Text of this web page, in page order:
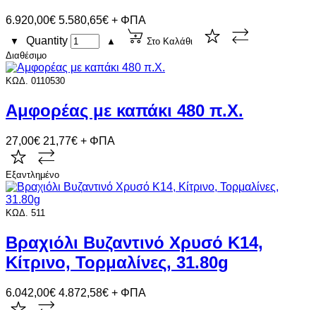
6.920,00€ 5.580,65€ + ΦΠΑ
▼ Quantity ▲
Στο Καλάθι
Διαθέσιμο
ΚΩΔ. 0110530
Αμφορέας με καπάκι 480 π.Χ.
27,00€ 21,77€ + ΦΠΑ
Εξαντλημένο
ΚΩΔ. 511
Βραχιόλι Βυζαντινό Χρυσό Κ14,
Κίτρινο, Τορμαλίνες, 31.80g
6.042,00€ 4.872,58€ + ΦΠΑ